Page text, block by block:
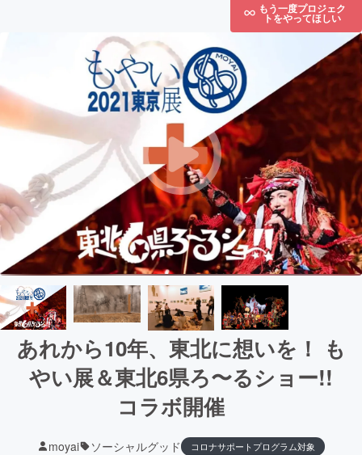
もう一度プロジェク
トをやってほしい
あれから10年、東北に想いを！ も
やい展＆東北6県ろ〜るショー!!
コラボ開催
moyai ソーシャルグッド コロナサポートプログラム対象